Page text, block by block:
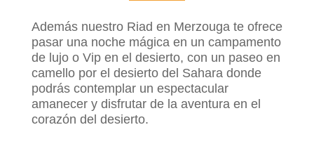
Además nuestro Riad en Merzouga te ofrece
pasar una noche mágica en un campamento
de lujo o Vip en el desierto, con un paseo en
camello por el desierto del Sahara donde
podrás contemplar un espectacular
amanecer y disfrutar de la aventura en el
corazón del desierto.